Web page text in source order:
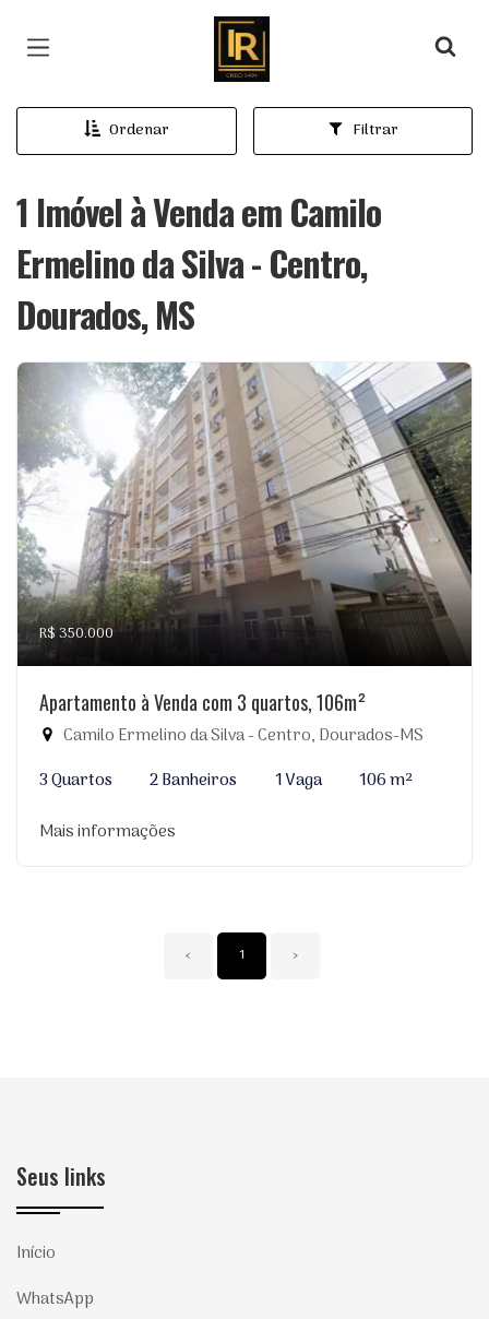
Página inicial
Ordenar Filtrar
1 Imóvel à Venda em Camilo
Ermelino da Silva - Centro,
Dourados, MS
R$ 350.000
Apartamento à Venda com 3 quartos, 106m²
Camilo Ermelino da Silva - Centro, Dourados-MS
3 Quartos
2 Banheiros 1 Vaga
106 m²
Mais informações
‹ 1 ›
Seus links
Início
WhatsApp